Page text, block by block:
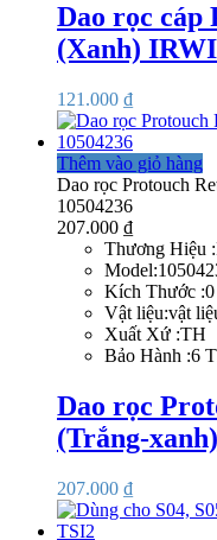
Dao rọc cáp
(Xanh)
121.000 ₫
Thêm vào giỏ hàng
Dao rọc Protouch
10504236
207.000 ₫
Thương Hiệu
Kích Thước :0
Vật liệu:vật
Xuất Xứ :TH
Bảo Hành :6
Dao rọc
(Trắng-
207.000 ₫